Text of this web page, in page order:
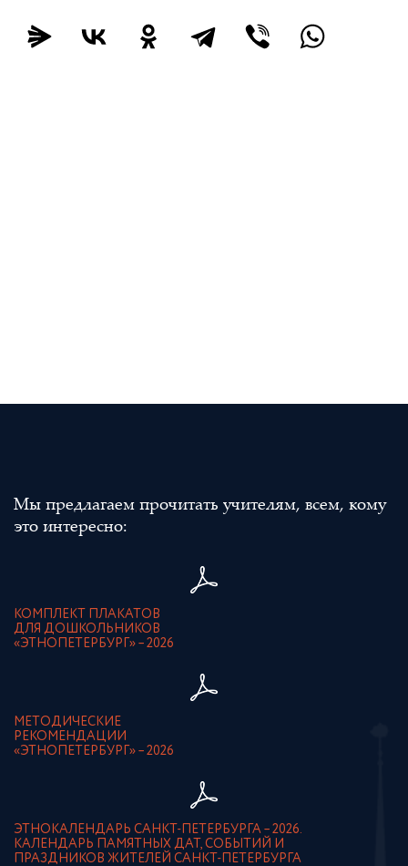
Мы предлагаем прочитать учителям, всем, кому
это интересно:
КОМПЛЕКТ ПЛАКАТОВ
ДЛЯ ДОШКОЛЬНИКОВ
«ЭТНОПЕТЕРБУРГ» – 2026
МЕТОДИЧЕСКИЕ
РЕКОМЕНДАЦИИ
«ЭТНОПЕТЕРБУРГ» – 2026
ЭТНОКАЛЕНДАРЬ САНКТ-ПЕТЕРБУРГА – 2026.
КАЛЕНДАРЬ ПАМЯТНЫХ ДАТ, СОБЫТИЙ И
ПРАЗДНИКОВ ЖИТЕЛЕЙ САНКТ-ПЕТЕРБУРГА